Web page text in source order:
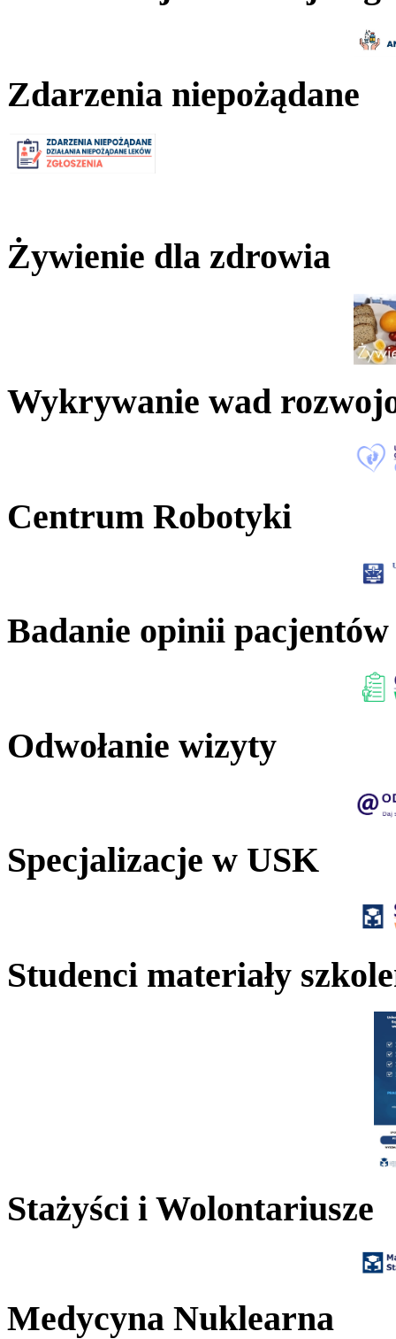
Zdarzenia niepożądane
Żywienie dla zdrowia
Wykrywanie wad
Centrum Robotyki
Badanie opinii pacjentów
Odwołanie wizyty
Specjalizacje w USK
Studenci materiały
Stażyści i Wolontariusze
Medycyna Nuklearna